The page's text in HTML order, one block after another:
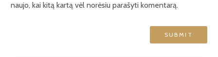
naujo, kai kitą kartą vėl norėsiu parašyti komentarą.